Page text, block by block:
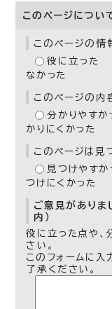
このページについ
このページの情
役に立った
なかった
このページの内
分かりやすか
かりにくかった
このページは見
見つけやすか
つけにくかった
ご意見がありま
内）
役に立った点や、
さい。
このフォームに入
了承ください。